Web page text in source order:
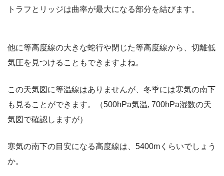
トラフとリッジは曲率が最大になる部分を結びます。
他に等高度線の大きな蛇行や閉じた等高度線から、切離低
気圧を見つけることもできますよね。
この天気図に等温線はありませんが、冬季には寒気の南下
も見ることができます。（500hPa気温, 700hPa湿数の天
気図で確認しますが）
寒気の南下の目安になる高度線は、5400mくらいでしょう
か。